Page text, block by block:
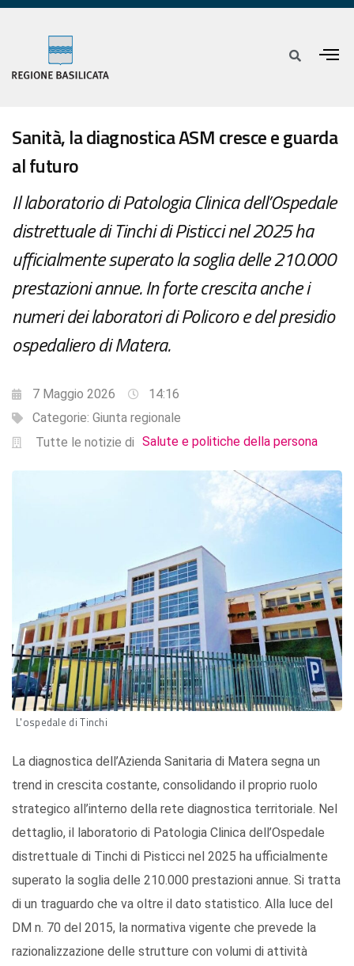
Sanità, la diagnostica ASM cresce e guarda
al futuro
Il laboratorio di Patologia Clinica dell’Ospedale
distrettuale di Tinchi di Pisticci nel 2025 ha
ufficialmente superato la soglia delle 210.000
prestazioni annue. In forte crescita anche i
numeri dei laboratori di Policoro e del presidio
ospedaliero di Matera.
7 Maggio 2026
14:16
Categorie: Giunta regionale
Tutte le notizie di Salute e politiche della persona
L'ospedale di Tinchi
La diagnostica dell’Azienda Sanitaria di Matera segna un
trend in crescita costante, consolidando il proprio ruolo
strategico all’interno della rete diagnostica territoriale. Nel
dettaglio, il laboratorio di Patologia Clinica dell’Ospedale
distrettuale di Tinchi di Pisticci nel 2025 ha ufficialmente
superato la soglia delle 210.000 prestazioni annue. Si tratta
di un traguardo che va oltre il dato statistico. Alla luce del
DM n. 70 del 2015, la normativa vigente che prevede la
razionalizzazione delle strutture con volumi di attività